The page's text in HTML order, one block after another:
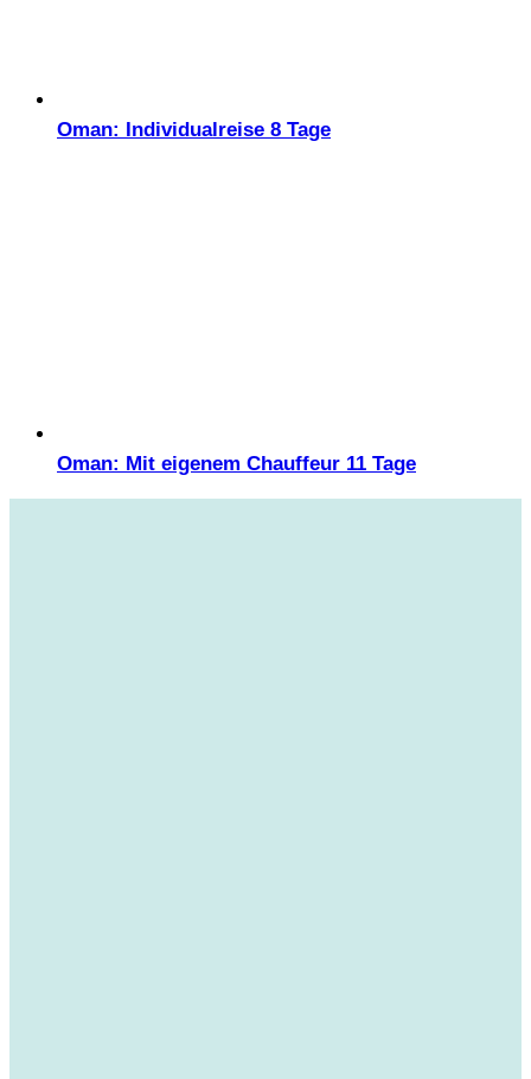
Oman: Individualreise 8 Tage
Oman: Mit eigenem Chauffeur 11 Tage